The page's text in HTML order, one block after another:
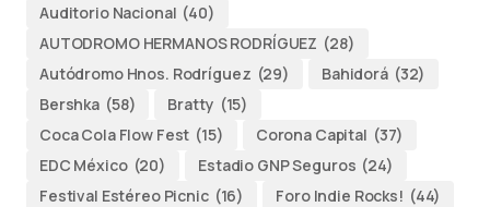
Auditorio Nacional (40)
AUTODROMO HERMANOS RODRÍGUEZ (28)
Autódromo Hnos. Rodríguez (29) Bahidorá (32)
Bershka (58) Bratty (15)
Coca Cola Flow Fest (15) Corona Capital (37)
EDC México (20) Estadio GNP Seguros (24)
Festival Estéreo Picnic (16) Foro Indie Rocks! (44)